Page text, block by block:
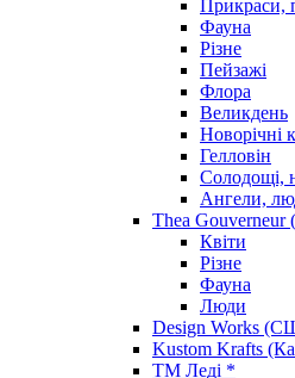
Прикраси,
Фауна
Різне
Пейзажі
Флора
Великдень
Новорічні
Гелловін
Солодощі,
Ангели,
Thea Gouverneur
Квіти
Різне
Фауна
Люди
Design Works
Kustom Krafts
ТМ Леді *